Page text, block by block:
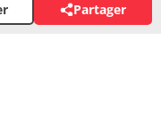
Partager